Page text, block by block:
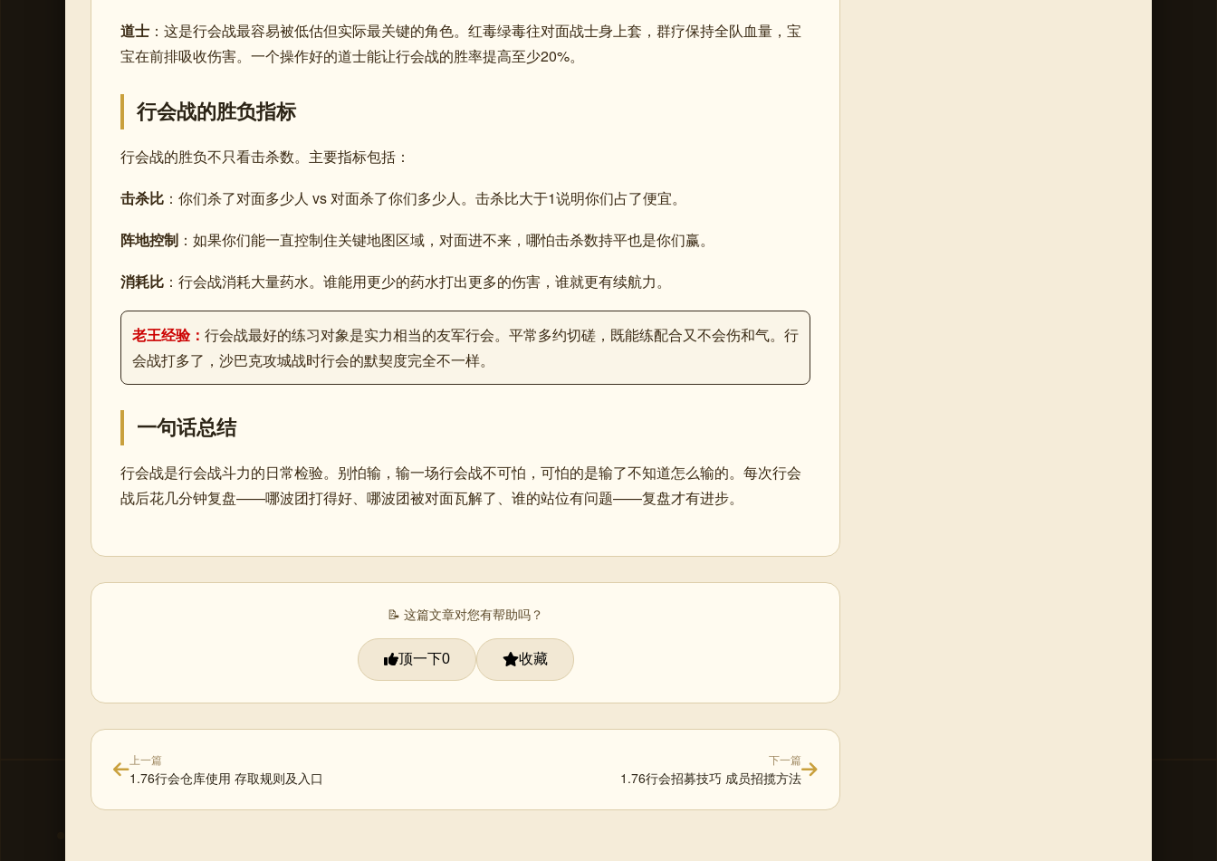
道士 ：这是行会战最容易被低估但实际最关键的角色。红毒绿毒往对面战士身上套，群疗保持全队血量，宝
宝在前排吸收伤害。一个操作好的道士能让行会战的胜率提高至少20%。
行会战的胜负指标
行会战的胜负不只看击杀数。主要指标包括：
击杀比 ：你们杀了对面多少人 vs 对面杀了你们多少人。击杀比大于1说明你们占了便宜。
阵地控制 ：如果你们能一直控制住关键地图区域，对面进不来，哪怕击杀数持平也是你们赢。
消耗比 ：行会战消耗大量药水。谁能用更少的药水打出更多的伤害，谁就更有续航力。
老王经验： 行会战最好的练习对象是实力相当的友军行会。平常多约切磋，既能练配合又不会伤和气。行
会战打多了，沙巴克攻城战时行会的默契度完全不一样。
一句话总结
行会战是行会战斗力的日常检验。别怕输，输一场行会战不可怕，可怕的是输了不知道怎么输的。每次行会
战后花几分钟复盘——哪波团打得好、哪波团被对面瓦解了、谁的站位有问题——复盘才有进步。
📝 这篇文章对您有帮助吗？
顶一下0 收藏
上一篇
1.76行会仓库使用 存取规则及入口
下一篇
1.76行会招募技巧 成员招揽方法